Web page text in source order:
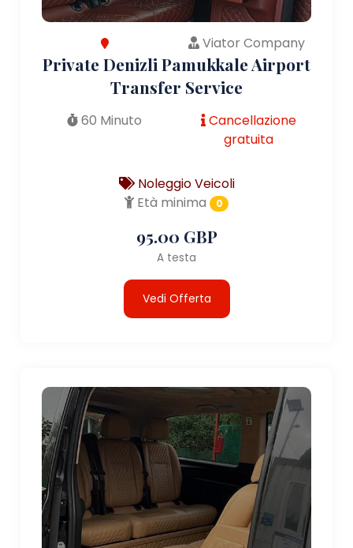
Viator Company
Private Denizli Pamukkale Airport
Transfer Service
60 Minuto
Cancellazione
gratuita
Noleggio Veicoli
Età minima
0
95.00 GBP
A testa
Vedi Offerta